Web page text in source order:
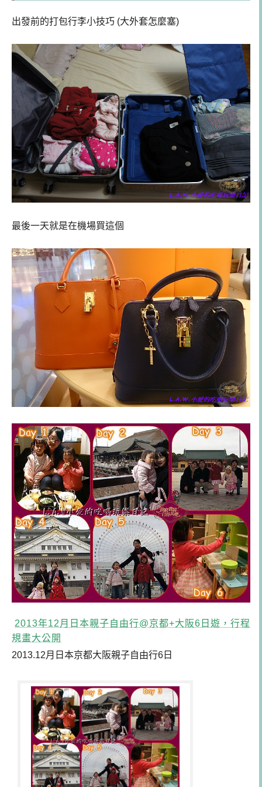
出發前的打包行李小技巧 (大外套怎麼塞)
最後一天就是在機場買這個
2013年12月日本親子自由行@京都+大阪6日遊，行程
規畫大公開
2013.12月日本京都大阪親子自由行6日